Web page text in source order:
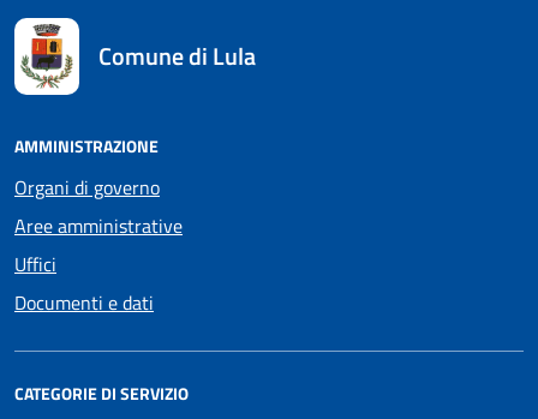
Comune di Lula
AMMINISTRAZIONE
Organi di governo
Aree amministrative
Uffici
Documenti e dati
CATEGORIE DI SERVIZIO